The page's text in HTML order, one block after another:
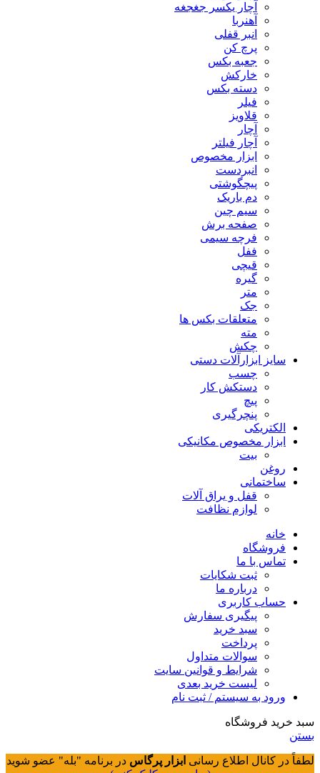
آچار یکسر جغجغه
آهنربا
انبر قفلی
پرچ کن
جعبه بکس
خارکش
دسته بکس
فیلر
قلاویز
آچار
آچار فیلتر
ابزار مخصوص
انبردست
پیچگوشتی
دم باریک
سیم چین
صفحه برش
فرچه سیمی
ففل
قیچی
گیره
متر
جک
متعلقات بکس ها
مته
چکش
سایز ابزارآلات دستی
چسب
دستکش کار
پیچ
پنچرگیری
الکتریکی
ابزار مخصوص مکانیکی
بیت
روغن
ساختمانی
قفل و یراق آلات
لوازم نظافت
خانه
فروشگاه
تماس با ما
ثبت شکایات
درباره ما
حساب کاربری
پیگیری سفارش
سبد خرید
پرداخت
سوالات متداول
شرایط و قوانین سایت
لیست خرید بعدی
ورود به سیستم / ثبت نام
سبد خرید فروشگاه
بستن
لطفاً در کانال اطلاع رسانی ابزار پرگاس در برنامه "بله" عضو شوید